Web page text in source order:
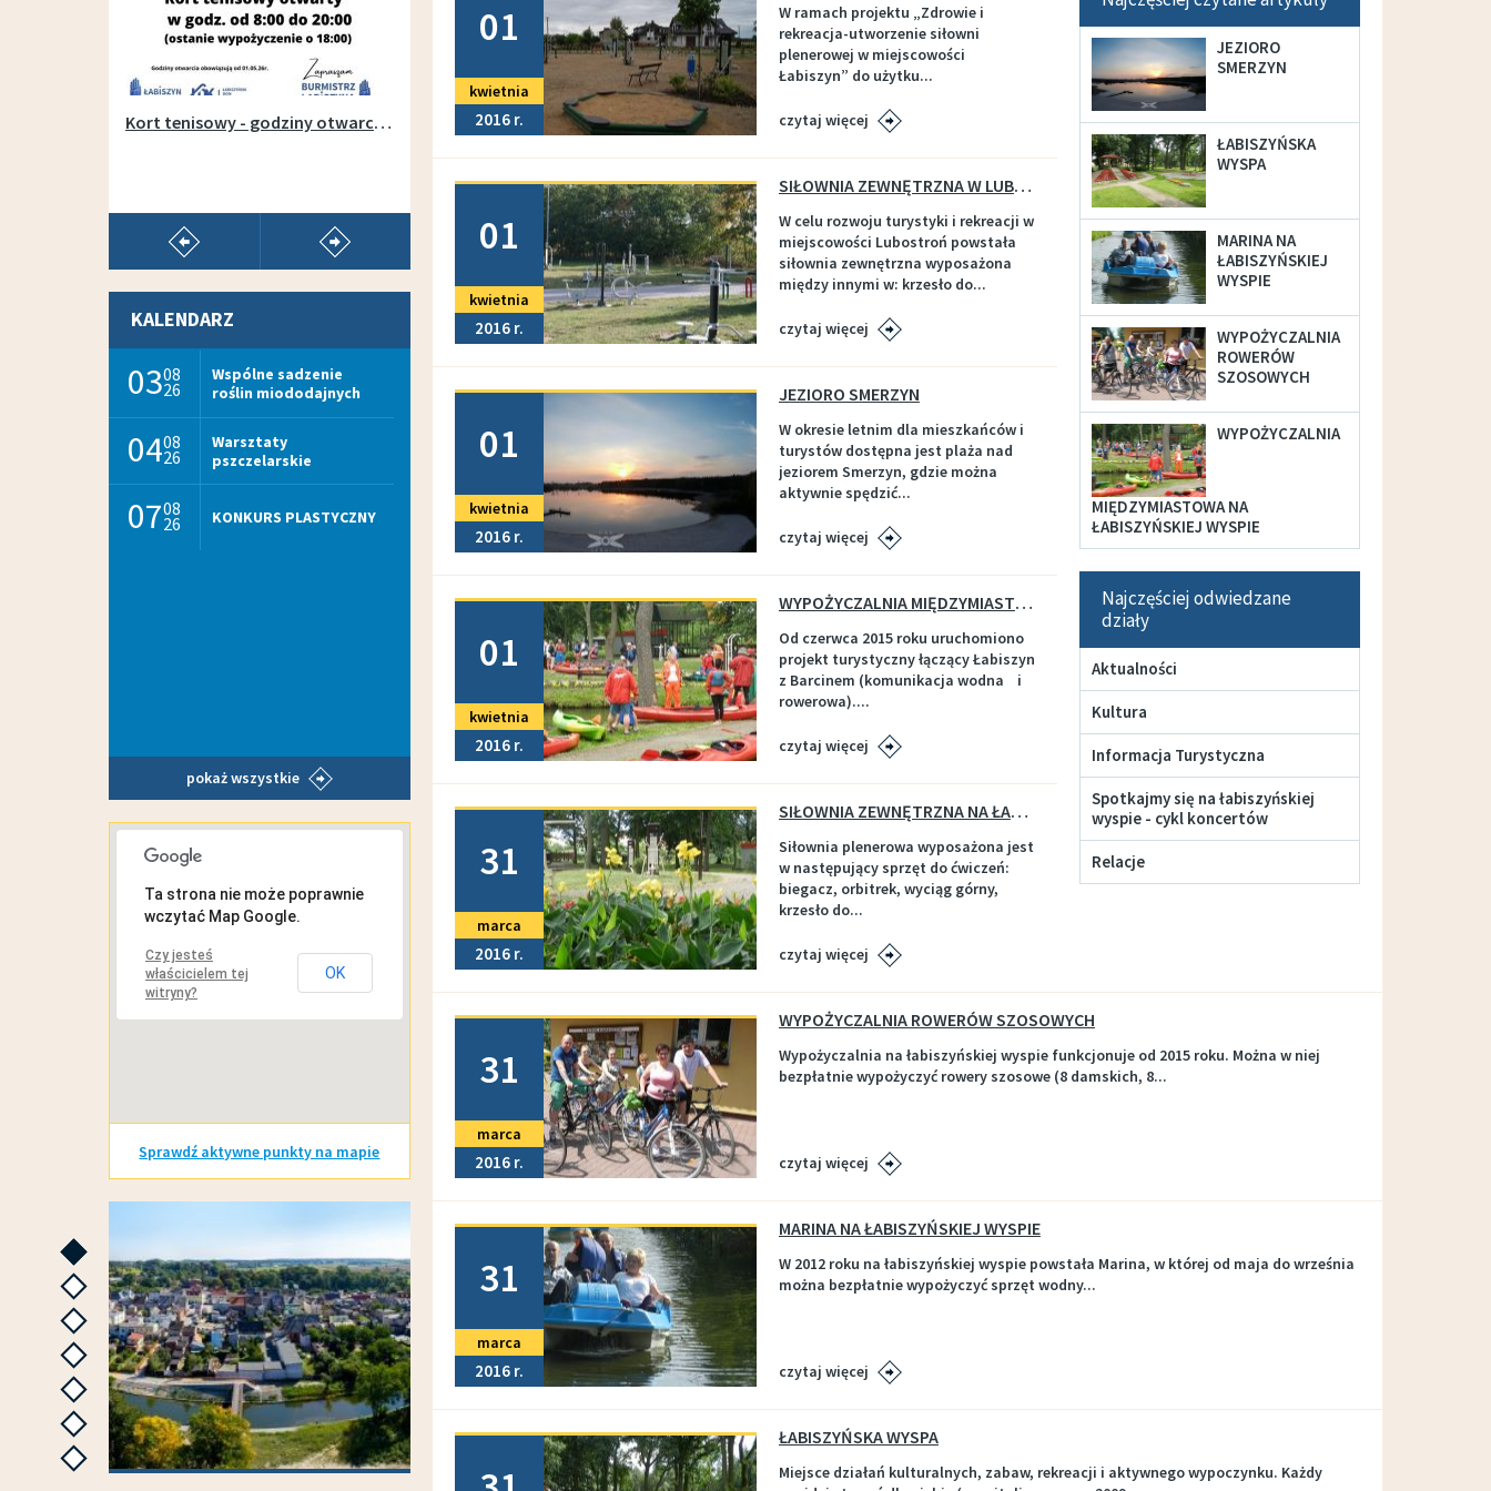
pokaż poprzedni artykułpokaż następny artykuł
Kort tenisowy - godziny otwarcia w sezonie 2026 Marina i wypozyczalnia - godziny otwarcia w sezonie 2026 Wypożyczalnia sprzętu OTWARTA!
KALENDARZ
0308
26
Wspólne sadzenie
roślin miododajnych
0408
26
Warsztaty
pszczelarskie
0708
26 KONKURS PLASTYCZNY
pokaż wszystkie
MAPA INTERAKTYWNA
Ta strona nie może poprawnie
wczytać Map Google.
Czy jesteś
właścicielem tej
witryny?
OK
Sprawdź aktywne punkty na mapie
następne
następne
następne
następne
następne
następne
JEZIORO
SMERZYN
ŁABISZYŃSKA
WYSPA
MARINA NA
ŁABISZYŃSKIEJ
WYSPIE
WYPOŻYCZALNIA
ROWERÓW
SZOSOWYCH
WYPOŻYCZALNIA
MIĘDZYMIASTOWA NA
ŁABISZYŃSKIEJ WYSPIE
Najczęściej odwiedzane
działy
Aktualności
Kultura
Informacja Turystyczna
Spotkajmy się na łabiszyńskiej
wyspie - cykl koncertów
Relacje
01
kwietnia
2016
W ramach projektu „Zdrowie i
rekreacja-utworzenie siłowni
plenerowej w miejscowości
Łabiszyn” do użytku...
czytaj więcej
01
kwietnia
2016
SIŁOWNIA ZEWNĘTRZNA W LUBOSTRONIU
W celu rozwoju turystyki i rekreacji w
miejscowości Lubostroń powstała
siłownia zewnętrzna wyposażona
między innymi w: krzesło do...
czytaj więcej
01
kwietnia
2016
JEZIORO SMERZYN
W okresie letnim dla mieszkańców i
turystów dostępna jest plaża nad
jeziorem Smerzyn, gdzie można
aktywnie spędzić...
czytaj więcej
01
kwietnia
2016
WYPOŻYCZALNIA MIĘDZYMIASTOWA NA ŁABISZYŃSKIEJ WYSPIE
Od czerwca 2015 roku uruchomiono
projekt turystyczny łączący Łabiszyn
z Barcinem (komunikacja wodna i
rowerowa)....
czytaj więcej
31
marca
2016
SIŁOWNIA ZEWNĘTRZNA NA ŁABISZYŃSKIEJ WYSPIE
Siłownia plenerowa wyposażona jest
w następujący sprzęt do ćwiczeń:
biegacz, orbitrek, wyciąg górny,
krzesło do...
czytaj więcej
31
marca
2016
WYPOŻYCZALNIA ROWERÓW SZOSOWYCH
Wypożyczalnia na łabiszyńskiej wyspie funkcjonuje od 2015 roku. Można w niej
bezpłatnie wypożyczyć rowery szosowe (8 damskich, 8...
czytaj więcej
31
marca
2016
MARINA NA ŁABISZYŃSKIEJ WYSPIE
W 2012 roku na łabiszyńskiej wyspie powstała Marina, w której od maja do września
można bezpłatnie wypożyczyć sprzęt wodny...
czytaj więcej
ŁABISZYŃSKA WYSPA
Miejsce działań kulturalnych, zabaw, rekreacji i aktywnego wypoczynku. Każdy